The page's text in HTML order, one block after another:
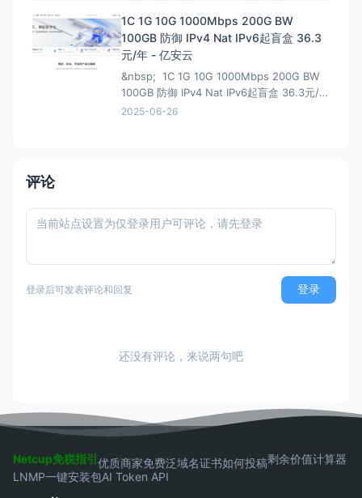
说我这个地址还能叠加之前的100优惠券，不
过最终还是需要退款，所以大可不必。
1C 1G 10G 1000Mbps 200G BW
100GB 防御 IPv4 Nat IPv6起盲盒 36.3
元/年 - 亿安云
&nbsp; 1C 1G 10G 1000Mbps 200G BW
100GB 防御 IPv4 Nat IPv6起盲盒 36.3元/年
- 亿安云 地域节点:湖北武汉-B1 CPU核
2025-06-26
评论
登录后可发表评论和回复 登录
还没有评论，来说两句吧
Netcup免税指引优质商家免费泛域名证书如何投稿剩余价值计算器
LNMP一键安装包AI Token API